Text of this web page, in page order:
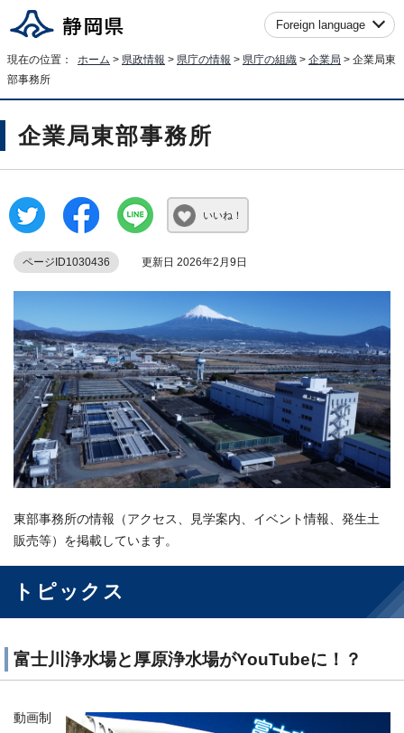
Foreign language
現在の位置： ホーム > 県政情報 > 県庁の情報 > 県庁の組織 > 企業局 > 企業局東
部事務所
企業局東部事務所
いいね！
ページID1030436 更新日 2026年2月9日
東部事務所の情報（アクセス、見学案内、イベント情報、発生土
販売等）を掲載しています。
トピックス
富士川浄水場と厚原浄水場がYouTubeに！？
動画制